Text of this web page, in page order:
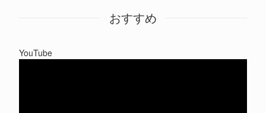
おすすめ
YouTube